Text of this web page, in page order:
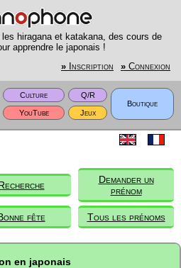
hiragana et katakana, des cours de
apprendre le japonais !
» Inscription » Connexion
Culture
Q/R
Boutique
YouTube Jeux
Demander un
prénom
fête Tous les prénoms
en japonais